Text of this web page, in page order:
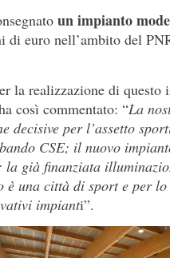
un impianto
euro nell’ambito del
la realizzazione di questo
così commentato: “La
decisive per l’assetto
CSE; il nuovo
la già finanziata
è una città di sport e per
impianti”.